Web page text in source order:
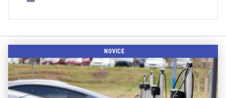
NOVICE